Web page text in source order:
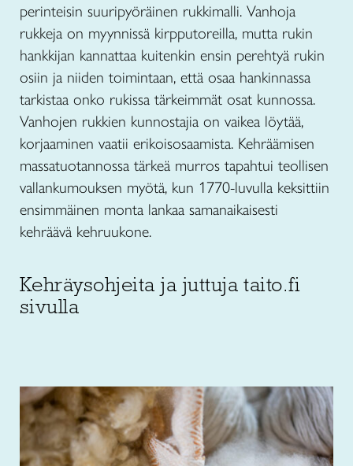
perinteisin suuripyöräinen rukkimalli. Vanhoja
rukkeja on myynnissä kirpputoreilla, mutta rukin
hankkijan kannattaa kuitenkin ensin perehtyä rukin
osiin ja niiden toimintaan, että osaa hankinnassa
tarkistaa onko rukissa tärkeimmät osat kunnossa.
Vanhojen rukkien kunnostajia on vaikea löytää,
korjaaminen vaatii erikoisosaamista. Kehräämisen
massatuotannossa tärkeä murros tapahtui teollisen
vallankumouksen myötä, kun 1770-luvulla keksittiin
ensimmäinen monta lankaa samanaikaisesti
kehräävä kehruukone.
Kehräysohjeita ja juttuja taito.fi
sivulla